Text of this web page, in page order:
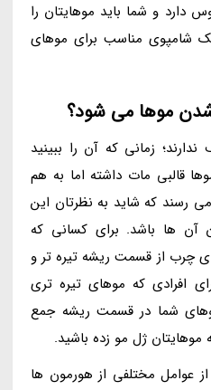
دارد و شما باید موهایتان را
شامپوی مناسب برای موهای
موها می شود؟
زمانی که آن را ببینید
قالبی مات داشته اما به هم
رسند که شاید به نظرتان این
آن ها باشد. برای کسانی که
چرب از قسمت ریشه تیره تر و
افرادی که موهای تیره تری
شما در قسمت ریشه جمع
ژل مو زده باشید.
عوامل مختلفی از هورمون ها